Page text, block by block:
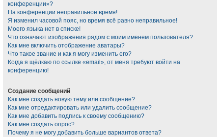
конференции»?
На конференции неправильное время!
Я изменил часовой пояс, но время всё равно неправильное!
Моего языка нет в списке!
Что означают изображения рядом с моим именем пользователя?
Как мне включить отображение аватары?
Что такое звание и как я могу изменить его?
Когда я щёлкаю по ссылке «email», от меня требуют войти на
конференцию!
Создание сообщений
Как мне создать новую тему или сообщение?
Как мне отредактировать или удалить сообщение?
Как мне добавить подпись к своему сообщению?
Как мне создать опрос?
Почему я не могу добавить больше вариантов ответа?